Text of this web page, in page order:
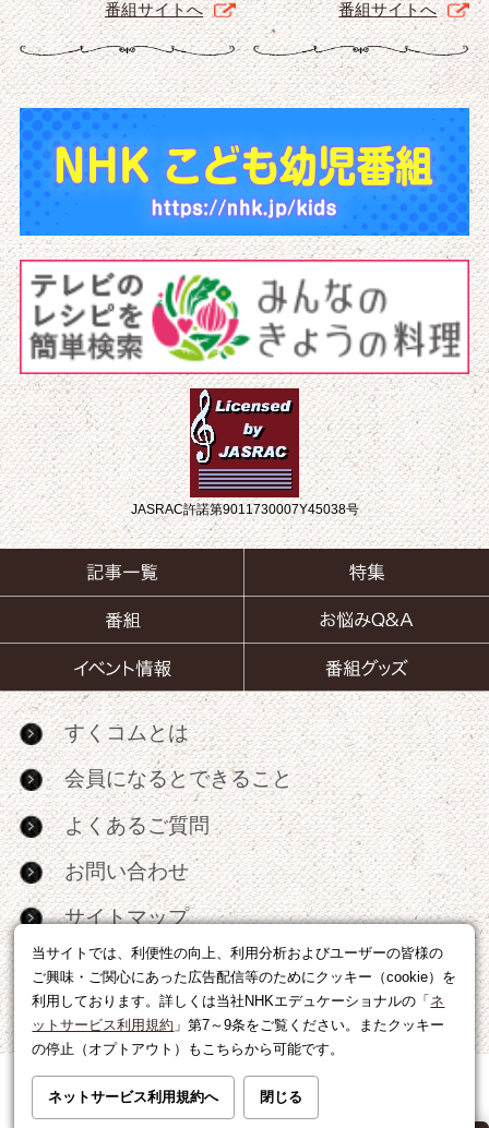
当サイトでは、利便性の向上、利用分析およびユーザーの皆様の
ご興味・ご関心にあった広告配信等のためにクッキー（cookie）を
利用しております。詳しくは当社NHKエデュケーショナルの「 ネ
ットサービス利用規約 」第7～9条をご覧ください。またクッキー
の停止（オプトアウト）もこちらから可能です。
ネットサービス利用規約へ 閉じる
番組サイトへ 番組サイトへ
JASRAC許諾第9011730007Y45038号
すくコムとは
会員になるとできること
よくあるご質問
お問い合わせ
サイトマップ
RSS
広告出稿・パートナーシップについて
利用規約|個人情報の取り扱いについて
運営会社|広告に関するお問い合わせ